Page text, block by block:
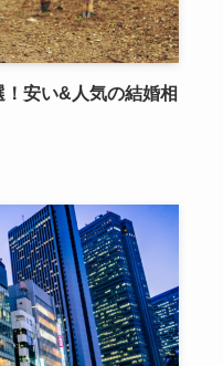
安い&人気の結婚相